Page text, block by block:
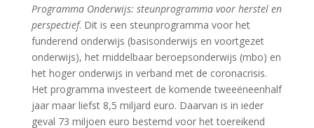
Programma Onderwijs: steunprogramma voor herstel en
perspectief. Dit is een steunprogramma voor het
funderend onderwijs (basisonderwijs en voortgezet
onderwijs), het middelbaar beroepsonderwijs (mbo) en
het hoger onderwijs in verband met de coronacrisis.
Het programma investeert de komende tweeëneenhalf
jaar maar liefst 8,5 miljard euro. Daarvan is in ieder
geval 73 miljoen euro bestemd voor het toereikend